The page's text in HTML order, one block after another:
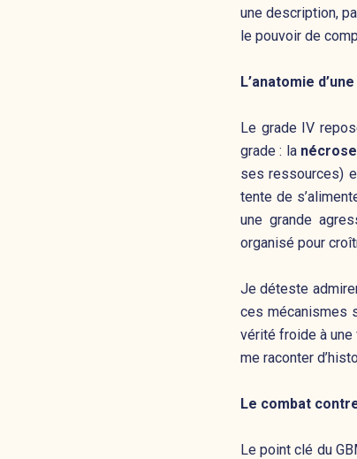
une description,
le pouvoir de
L’anatomie
Le grade IV
grade : la
ses ressources)
tente de
une grande
organisé pour
Je déteste
ces mécanismes
vérité froide à
me raconter
Le combat
Le point clé du